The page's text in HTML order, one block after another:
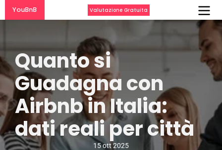
YouBnB Valutazione Gratuita
Quanto si
Guadagna con
Airbnb in Italia:
dati reali per città
15 ott 2025